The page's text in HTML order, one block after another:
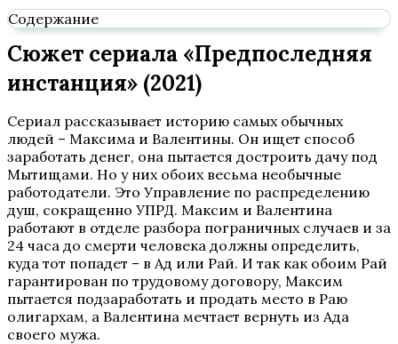
Содержание
Сюжет сериала «Предпоследняя
инстанция» (2021)
Сериал рассказывает историю самых обычных
людей – Максима и Валентины. Он ищет способ
заработать денег, она пытается достроить дачу под
Мытищами. Но у них обоих весьма необычные
работодатели. Это Управление по распределению
душ, сокращенно УПРД. Максим и Валентина
работают в отделе разбора пограничных случаев и за
24 часа до смерти человека должны определить,
куда тот попадет – в Ад или Рай. И так как обоим Рай
гарантирован по трудовому договору, Максим
пытается подзаработать и продать место в Раю
олигархам, а Валентина мечтает вернуть из Ада
своего мужа.